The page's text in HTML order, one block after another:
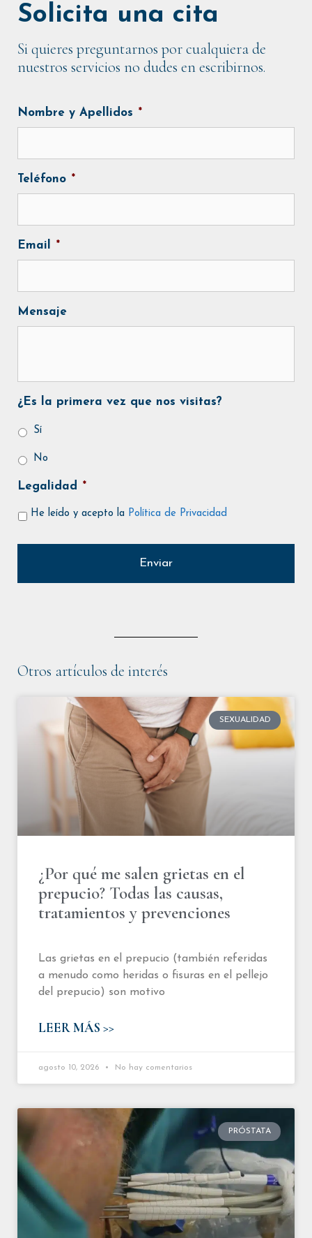
Solicita una cita
Si quieres preguntarnos por cualquiera de
nuestros servicios no dudes en escribirnos.
Nombre y Apellidos *
Teléfono *
Email *
Mensaje
¿Es la primera vez que nos visitas?
Sí
No
Legalidad *
He leído y acepto la Política de Privacidad
Otros artículos de interés
SEXUALIDAD
¿Por qué me salen grietas en el
prepucio? Todas las causas,
tratamientos y prevenciones
Las grietas en el prepucio (también referidas
a menudo como heridas o fisuras en el pellejo
del prepucio) son motivo
LEER MÁS >>
agosto 10, 2026 No hay comentarios
PRÓSTATA